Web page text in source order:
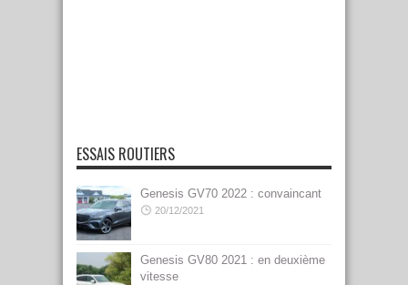
ESSAIS ROUTIERS
Genesis GV70 2022 : convaincant
20/12/2021
Genesis GV80 2021 : en deuxième
vitesse